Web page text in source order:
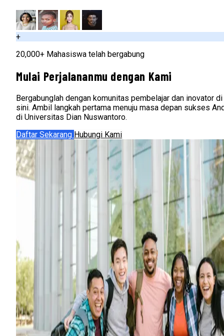
+
20,000+ Mahasiswa telah bergabung
Mulai Perjalananmu dengan Kami
Bergabunglah dengan komunitas pembelajar dan inovator di
sini. Ambil langkah pertama menuju masa depan sukses
di Universitas Dian Nuswantoro.
Daftar Sekarang Hubungi Kami